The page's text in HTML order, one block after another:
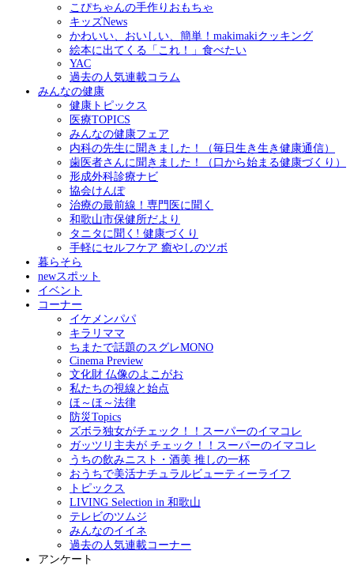
こぴちゃんの手作りおもちゃ
キッズNews
かわいい、おいしい、簡単！makimakiクッキング
絵本に出てくる「これ！」食べたい
YAC
過去の人気連載コラム
みんなの健康
健康トピックス
医療TOPICS
みんなの健康フェア
内科の先生に聞きました！（毎日生き生き健康通信）
歯医者さんに聞きました！（口から始まる健康づくり）
形成外科診療ナビ
協会けんぽ
治療の最前線！専門医に聞く
和歌山市保健所だより
タニタに聞く! 健康づくり
手軽にセルフケア 癒やしのツボ
暮らそら
newスポット
イベント
コーナー
イケメンパパ
キラリママ
ちまたで話題のスグレMONO
Cinema Preview
文化財 仏像のよこがお
私たちの視線と始点
ほ～ほ～法律
防災Topics
ズボラ独女がチェック！！スーパーのイマコレ
ガッツリ主夫が チェック！！スーパーのイマコレ
うちの飲みニスト・酒美 推しの一杯
おうちで美活ナチュラルビューティーライフ
トピックス
LIVING Selection in 和歌山
テレビのツムジ
みんなのイイネ
過去の人気連載コーナー
アンケート